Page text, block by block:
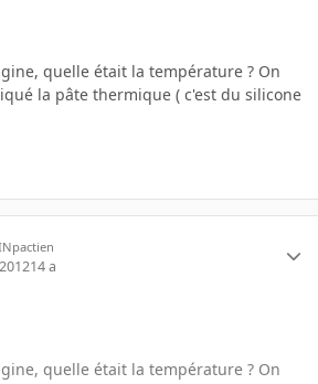
quelle était la température ? On
la pâte thermique ( c'est du silicone
14 a
quelle était la température ? On